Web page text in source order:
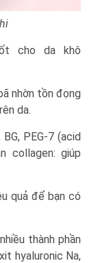
cho da khô
nhờn tồn đọng
da.
PEG-7 (acid
collagen: giúp
quả để bạn có
thành phần
hyaluronic Na,